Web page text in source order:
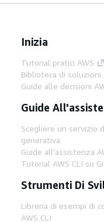
Inizia
Tutorial pratici AWS
Biblioteca di soluzioni
Guide alle decisioni
Guide
Scegliere un servizio
generativa
Guide all'assistenza
Tutorial AWS CLI su
Strumenti Di
Libreria di esempi di
AWS CLI